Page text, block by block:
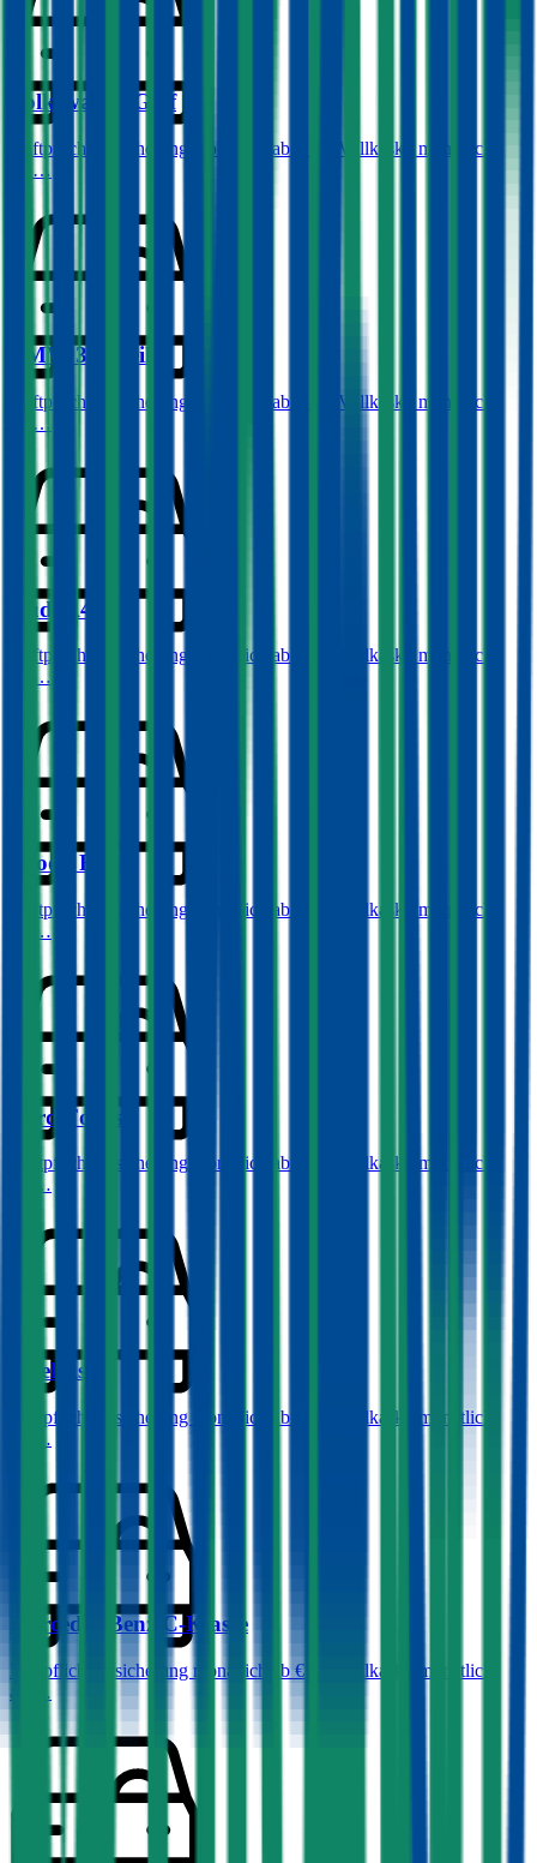
Volkswagen Golf
Haftpflichtversicherung monatlich ab
Vollkasko monatlich
ab …
BMW 3er-Reihe
Haftpflichtversicherung monatlich ab
Vollkasko monatlich
ab …
Audi A4
Haftpflichtversicherung monatlich ab
Vollkasko monatlich
ab …
Skoda Fabia
Haftpflichtversicherung monatlich ab
Vollkasko monatlich
ab …
Ford Focus
Haftpflichtversicherung monatlich ab
Vollkasko monatlich
ab …
Opel Astra
Haftpflichtversicherung monatlich ab
Vollkasko monatlich
ab …
Mercedes-Benz C-Klasse
Haftpflichtversicherung monatlich ab € 99
Vollkasko monatlich
ab …